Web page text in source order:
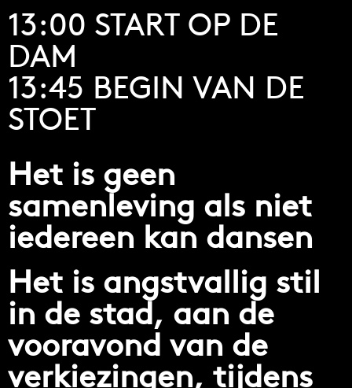
13:00 START OP DE
DAM
13:45 BEGIN VAN DE
STOET
Het is geen
samenleving als niet
iedereen kan dansen
Het is angstvallig stil
in de stad, aan de
vooravond van de
verkiezingen, tijdens